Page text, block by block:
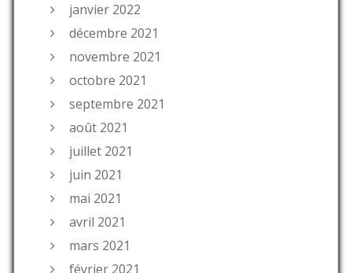
janvier 2022
décembre 2021
novembre 2021
octobre 2021
septembre 2021
août 2021
juillet 2021
juin 2021
mai 2021
avril 2021
mars 2021
février 2021